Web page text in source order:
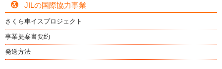
JILの国際協力事業
さくら車イスプロジェクト
事業提案書要約
発送方法